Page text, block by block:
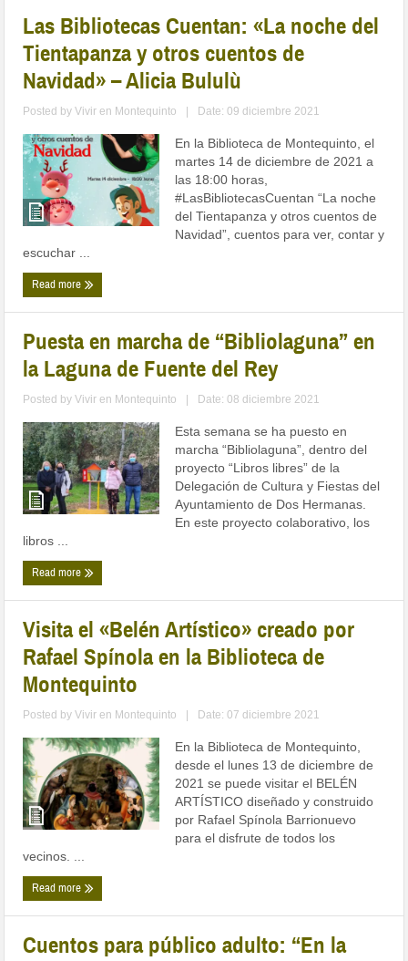
Las Bibliotecas Cuentan: «La noche del
Tientapanza y otros cuentos de
Navidad» – Alicia Bululù
Posted byVivir en Montequinto Date: 09 diciembre 2021
En la Biblioteca de Montequinto, el
martes 14 de diciembre de 2021 a
las 18:00 horas,
#LasBibliotecasCuentan “La noche
del Tientapanza y otros cuentos de
Navidad”, cuentos para ver, contar y
escuchar ...
Read more
Puesta en marcha de “Bibliolaguna” en
la Laguna de Fuente del Rey
Posted byVivir en Montequinto Date: 08 diciembre 2021
Esta semana se ha puesto en
marcha “Bibliolaguna”, dentro del
proyecto “Libros libres” de la
Delegación de Cultura y Fiestas del
Ayuntamiento de Dos Hermanas.
En este proyecto colaborativo, los
libros ...
Read more
Visita el «Belén Artístico» creado por
Rafael Spínola en la Biblioteca de
Montequinto
Posted byVivir en Montequinto Date: 07 diciembre 2021
En la Biblioteca de Montequinto,
desde el lunes 13 de diciembre de
2021 se puede visitar el BELÉN
ARTÍSTICO diseñado y construido
por Rafael Spínola Barrionuevo
para el disfrute de todos los
vecinos. ...
Read more
Cuentos para público adulto: “En la